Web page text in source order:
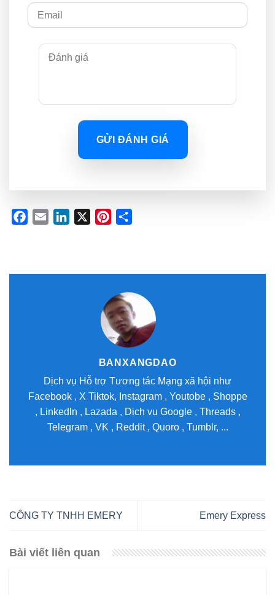
GỬI ĐÁNH GIÁ
Facebook
Email LinkedIn Pinterest
BANXANGDAO
Dịch vụ Hỗ trợ Tương tác Mạng xã hội như
Facebook , X Tiktok, Instagram , Youtobe , Shoppe
, Linkedln , Lazada , Dịch vụ Google , Threads ,
Telegram , VK , Reddit , Quoro , Tumblr, ...
CÔNG TY TNHH EMERY Emery Express
Bài viết liên quan